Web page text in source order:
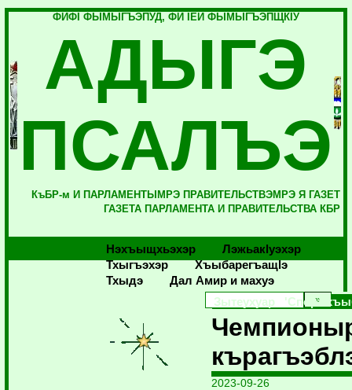
ФИФI ФЫМЫГЪЭПУД, ФИ IЕЙ ФЫМЫГЪЭПЩКIУ
АДЫГЭ
ПСАЛЪЭ
КъБР-м И ПАРЛАМЕНТЫМРЭ ПРАВИТЕЛЬСТВЭМРЭ Я ГАЗЕТ
ГАЗЕТА ПАРЛАМЕНТА И ПРАВИТЕЛЬСТВА КБР
Нэхъыщхьэхэр
Лэжьакlуэхэр
Тхыгъэхэр
Хъыбарегъащlэ
Тхыдэ
Дал Амир и махуэ
Зытеухуар 'Спорт
2023-09-26